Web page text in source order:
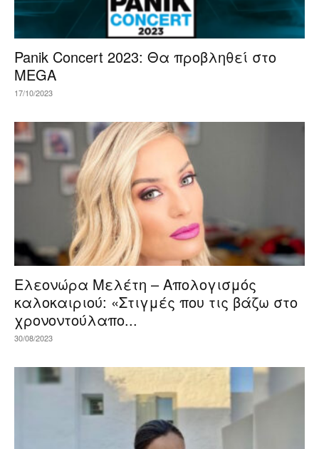
Panik Concert 2023: Θα προβληθεί στο
MEGA
17/10/2023
Ελεονώρα Μελέτη – Απολογισμός
καλοκαιριού: «Στιγμές που τις βάζω στο
χρονοντούλαπο...
30/08/2023